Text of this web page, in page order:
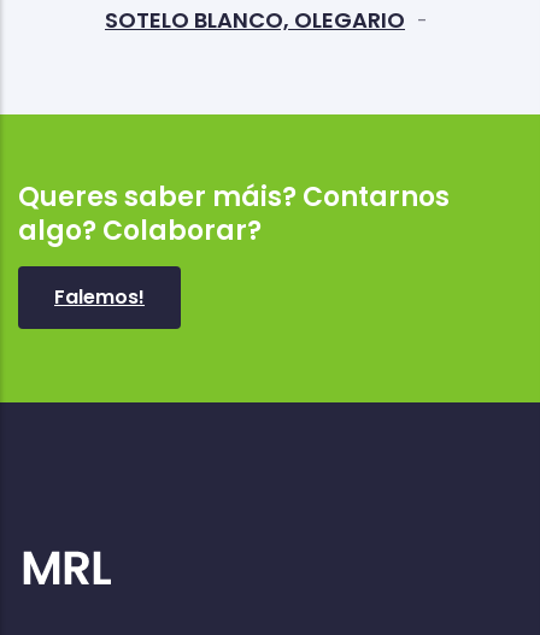
SOTELO BLANCO, OLEGARIO -
Queres saber máis? Contarnos
algo? Colaborar?
Falemos!